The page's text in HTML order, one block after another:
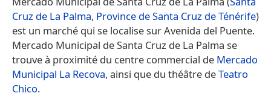
Cruz de La Palma, Province de Santa Cruz de Ténérife)
est un marché qui se localise sur Avenida del Puente.
Mercado Municipal de Santa Cruz de La Palma se
trouve à proximité du centre commercial de Mercado
Municipal La Recova, ainsi que du théâtre deTeatro
Chico.